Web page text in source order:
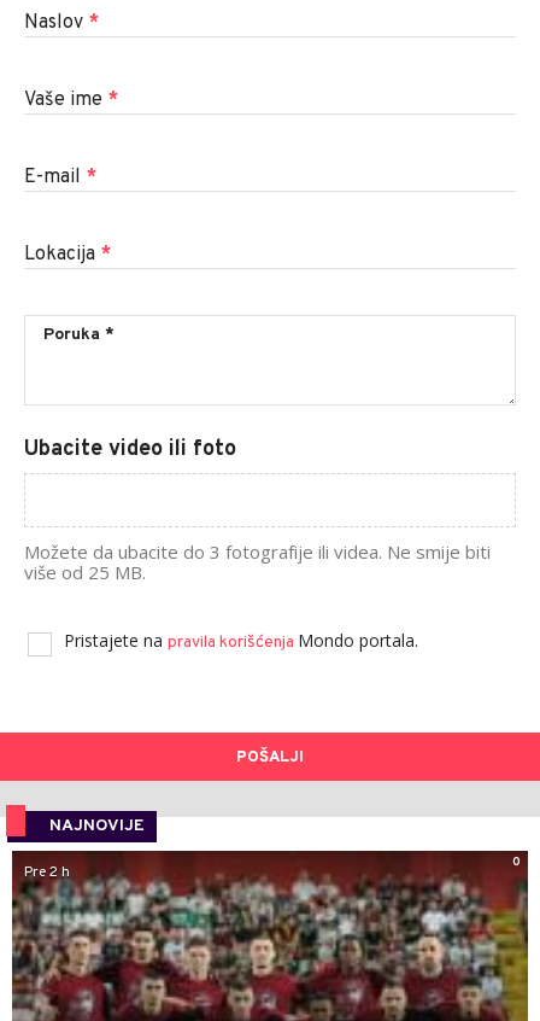
Naslov *
Vaše ime *
E-mail *
Lokacija *
Ubacite video ili foto
Možete da ubacite do 3 fotografije ili videa. Ne smije biti
više od 25 MB.
Pristajete na pravila korišćenja Mondo portala.
POŠALJI
NAJNOVIJE
0
Pre 2 h